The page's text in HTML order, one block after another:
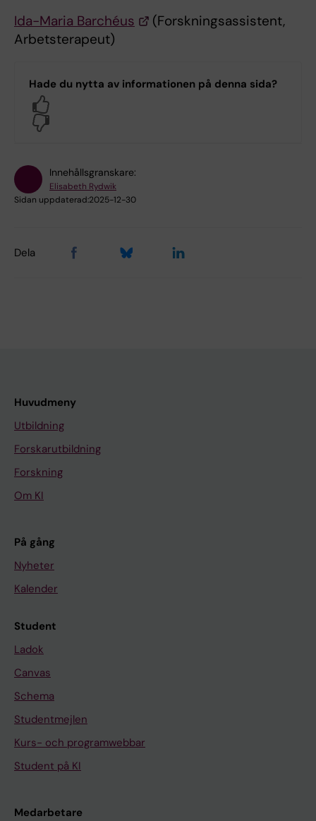
Ida-Maria Barchéus
(Forskningsassistent,
Arbetsterapeut)
Hade du nytta av informationen på denna sida?
Innehållsgranskare:
Elisabeth Rydwik
Sidan uppdaterad:2025-12-30
Dela
Huvudmeny
Utbildning
Forskarutbildning
Forskning
Om KI
På gång
Nyheter
Kalender
Student
Ladok
Canvas
Schema
Studentmejlen
Kurs- och programwebbar
Student på KI
Medarbetare